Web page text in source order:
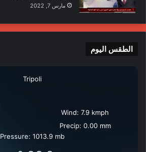
مارس 7, 2022
الطقس اليوم
Tripoli
Wind: 7.9 kmph
Precip: 0.00 mm
Pressure: 1013.9 mb